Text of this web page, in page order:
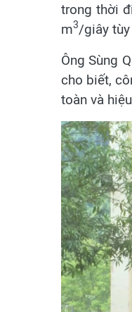
trong thời
m3/giây
Ông Sùng
cho biết,
toàn và